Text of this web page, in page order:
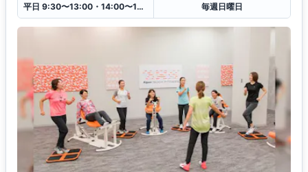
平日 9:30〜13:00・14:00〜19:30
毎週日曜日